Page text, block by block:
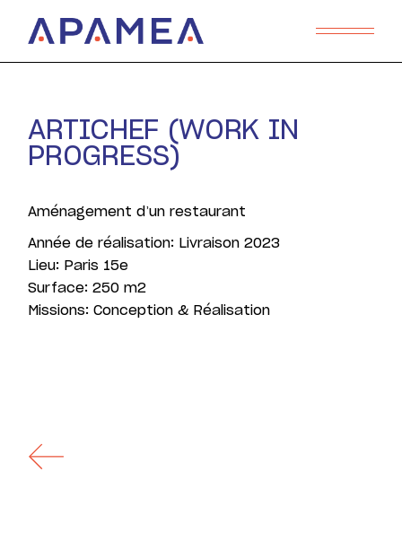
ARTICHEF (WORK IN
PROGRESS)
Aménagement d’un restaurant
Année de réalisation: Livraison 2023
Lieu: Paris 15e
Surface: 250 m2
Missions: Conception & Réalisation